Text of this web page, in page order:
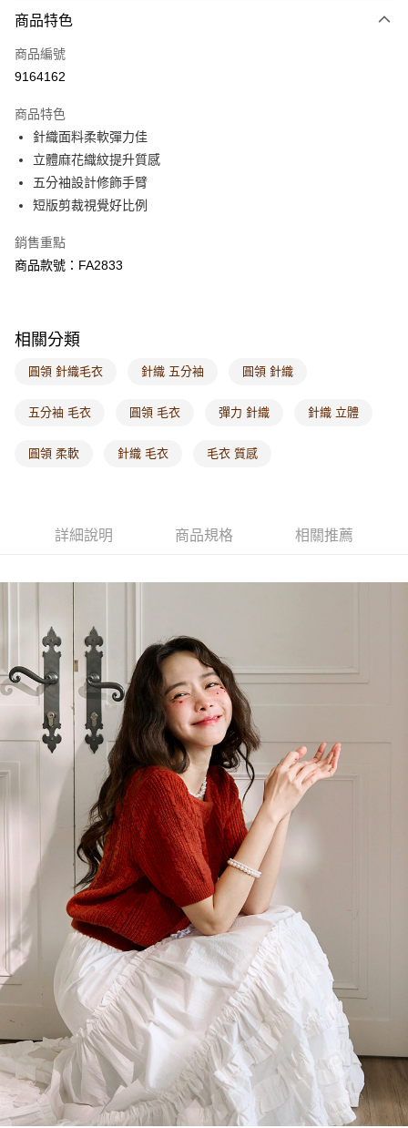
付款後全家取貨
萊爾富取貨付款
付款後萊爾富取貨
每筆NT$60，滿NT$1,000(含以上)免運費
7-11取貨付款
每筆NT$60，滿NT$1,000(含以上)免運費
付款後7-11取貨
每筆NT$60，滿NT$1,000(含以上)免運費
每筆NT$120，滿NT$1,000(含以上)免運費
付款後門市自取
海外配送-港/澳/新/馬/泰國專屬 查看運費
海外配送-其他亞洲地區
商品特色
商品編號
9164162
商品特色
針織面料柔軟彈力佳
立體麻花織紋提升質感
五分袖設計修飾手臂
短版剪裁視覺好比例
銷售重點
商品款號：FA2833
相關分類
圓領 針織毛衣 針織 五分袖 圓領 針織
五分袖 毛衣 圓領 毛衣 彈力 針織 針織 立體
圓領 柔軟 針織 毛衣 毛衣 質感
詳細說明 商品規格 相關推薦